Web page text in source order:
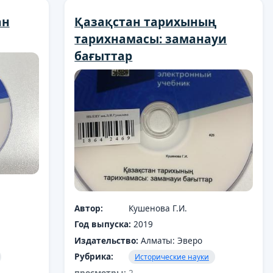
Қазақстан тарихының
тарихнамасы: заманауи
бағыттар
Автор:
Кушенова Г.И.
Год выпуска: 2019
Издательство: Алматы: Эверо
Рубрика:
Исторические науки